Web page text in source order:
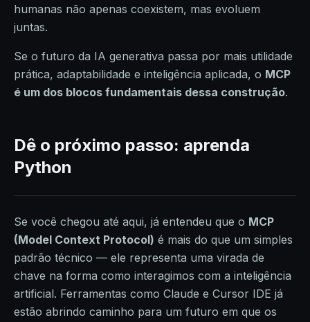
humanas não apenas coexistem, mas evoluem
juntas.
Se o futuro da IA generativa passa por mais utilidade
prática, adaptabilidade e inteligência aplicada, o MCP
é um dos blocos fundamentais dessa construção.
Dê o próximo passo: aprenda
Python
Se você chegou até aqui, já entendeu que o MCP
(Model Context Protocol) é mais do que um simples
padrão técnico — ele representa uma virada de
chave na forma como interagimos com a inteligência
artificial. Ferramentas como Claude e Cursor IDE já
estão abrindo caminho para um futuro em que os